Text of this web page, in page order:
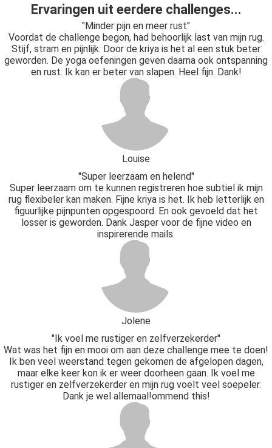
Ervaringen uit eerdere challenges...
"Minder pijn en meer rust"
Voordat de challenge begon, had behoorlijk last van mijn rug.
Stijf, stram en pijnlijk. Door de kriya is het al een stuk beter
geworden. De yoga oefeningen geven daarna ook ontspanning
en rust. Ik kan er beter van slapen. Heel fijn. Dank!
Louise
"Super leerzaam en helend"
Super leerzaam om te kunnen registreren hoe subtiel ik mijn
rug flexibeler kan maken. Fijne kriya is het. Ik heb letterlijk en
figuurlijke pijnpunten opgespoord. En ook gevoeld dat het
losser is geworden. Dank Jasper voor de fijne video en
inspirerende mails.
Jolene
"Ik voel me rustiger en zelfverzekerder"
Wat was het fijn en mooi om aan deze challenge mee te doen!
Ik ben veel weerstand tegen gekomen de afgelopen dagen,
maar elke keer kon ik er weer doorheen gaan. Ik voel me
rustiger en zelfverzekerder en mijn rug voelt veel soepeler.
Dank je wel allemaal!ommend this!